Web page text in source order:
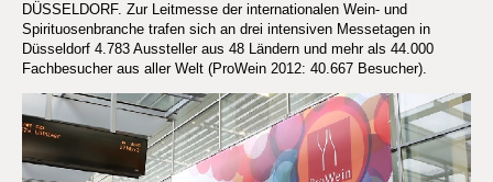
DÜSSELDORF. Zur Leitmesse der internationalen Wein- und
Spirituosenbranche trafen sich an drei intensiven Messetagen in
Düsseldorf 4.783 Aussteller aus 48 Ländern und mehr als 44.000
Fachbesucher aus aller Welt (ProWein 2012: 40.667 Besucher).